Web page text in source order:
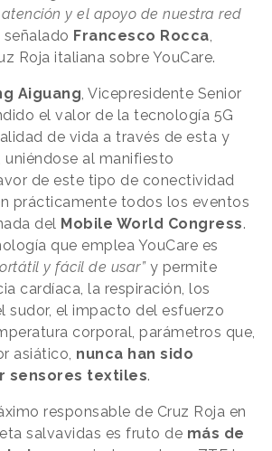
y el apoyo de nuestra red
señalado Francesco Rocca,
Roja italiana sobre YouCare.
Aiguang, Vicepresidente Senior
el valor de la tecnología 5G
de vida a través de esta y
uniéndose al manifiesto
de este tipo de conectividad
prácticamente todos los eventos
del Mobile World Congress.
que emplea YouCare es
y fácil de usar”y permite
cardíaca, la respiración, los
sudor, el impacto del esfuerzo
corporal, parámetros que,
asiático, nunca han sido
sensores textiles.
responsable de Cruz Roja en
salvavidas es fruto de más de